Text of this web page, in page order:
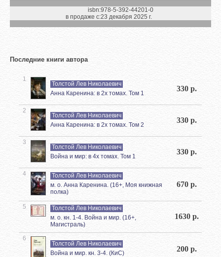
isbn:978-5-392-44201-0
в продаже с:23 декабря 2025 г.
Последние книги автора
1
Толстой Лев Николаевич
Анна Каренина: в 2х томах. Том 1
330 р.
2
Толстой Лев Николаевич
Анна Каренина: в 2х томах. Том 2
330 р.
3
Толстой Лев Николаевич
Война и мир: в 4х томах. Том 1
330 р.
4
Толстой Лев Николаевич
м. о. Анна Каренина. (16+, Моя книжная
полка)
670 р.
5
Толстой Лев Николаевич
м. о. кн. 1-4. Война и мир. (16+,
Магистраль)
1630 р.
6
Толстой Лев Николаевич
Война и мир. кн. 3-4. (КиС)
200 р.